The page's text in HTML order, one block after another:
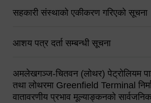
सहकारी संस्थाको एकीकरण गरिएको सूचना
आशय पत्र दर्ता सम्बन्धी सूचना
अमलेखगञ्ज-चितवन (लोथर) पेट्रोलियम
तथा लोथरमा Greenfield Terminal
वातावरणीय प्रभाव मूल्याङ्कनको